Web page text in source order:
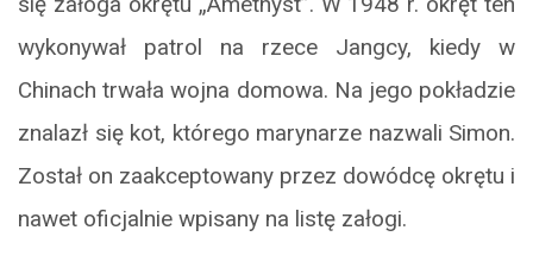
wykonywał patrol na rzece Jangcy, kiedy w
Chinach trwała wojna domowa. Na jego pokładzie
znalazł się kot, którego marynarze nazwali Simon.
Został on zaakceptowany przez dowódcę okrętu i
nawet oficjalnie wpisany na listę załogi.